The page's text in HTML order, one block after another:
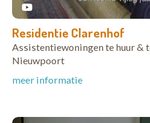
Residentie Clarenhof
Assistentiewoningen te huur &
Nieuwpoort
meer informatie